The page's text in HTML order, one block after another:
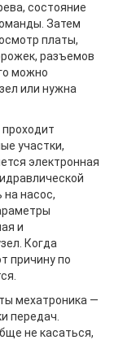
состояние
Затем
платы,
разъемов
можно
или нужна
участки,
электронная
насос,
и
Когда
причину по
мехатроника —
передач.
не касаться,